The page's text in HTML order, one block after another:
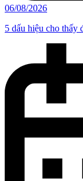
06/08/2026
5 dấu hiệu cho thấy